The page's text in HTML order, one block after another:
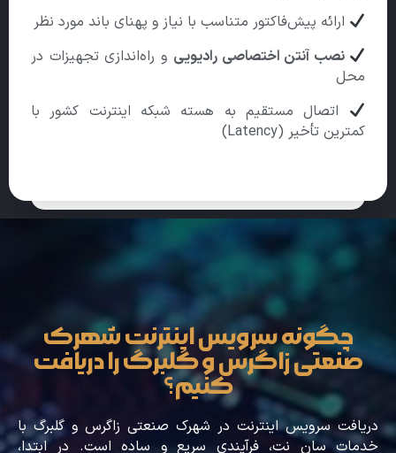
ارائه پیش‌فاکتور متناسب با نیاز و پهنای باند مورد نظر
نصب آنتن اختصاصی رادیویی و راه‌اندازی تجهیزات در
محل
اتصال مستقیم به هسته شبکه اینترنت کشور با
کمترین تأخیر (Latency)
چگونه سرویس اینترنت شهرک
صنعتی زاگرس و گلبرگ را دریافت
کنیم؟
دریافت سرویس اینترنت در شهرک صنعتی زاگرس و گلبرگ با
خدمات سان‌ نت، فرآیندی سریع و ساده است. در ابتدا،